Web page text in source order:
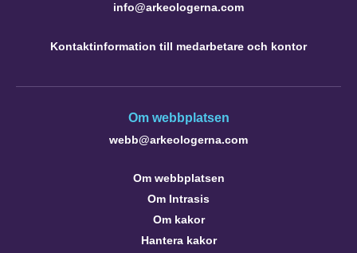
info@arkeologerna.com
Kontaktinformation till medarbetare och kontor
Om webbplatsen
webb@arkeologerna.com
Om webbplatsen
Om Intrasis
Om kakor
Hantera kakor